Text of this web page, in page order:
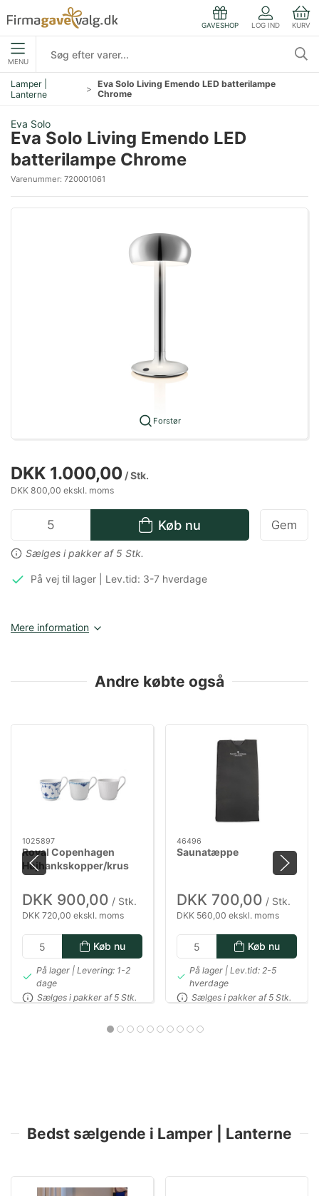
GAVESHOP LOG IND KURV
MENU
Lamper |
Lanterne
Eva Solo Living Emendo LED batterilampe
Chrome
Eva Solo
Eva Solo Living Emendo LED
batterilampe Chrome
Varenummer: 720001061
Forstør
DKK 1.000,00 / Stk.
DKK 800,00 ekskl. moms
Køb nu
Sælges i pakker af 5 Stk.
Gem
På vej til lager | Lev.tid: 3-7 hverdage
Mere information
Andre købte også
1025897
Royal Copenhagen
Højhankskopper/krus
mix 3 stk.
DKK 900,00 / Stk.
DKK 720,00 ekskl. moms
Køb nu
På lager | Levering: 1-2
dage
Sælges i pakker af 5 Stk.
46496
Saunatæppe
DKK 700,00 / Stk.
DKK 560,00 ekskl. moms
Køb nu
På lager | Lev.tid: 2-5
hverdage
Sælges i pakker af 5 Stk.
Bedst sælgende i Lamper | Lanterne